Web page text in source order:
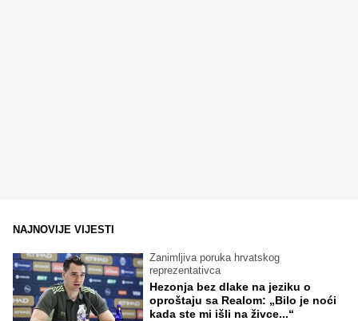
NAJNOVIJE VIJESTI
Zanimljiva poruka hrvatskog
reprezentativca
Hezonja bez dlake na jeziku o
oproštaju sa Realom: „Bilo je noći
kada ste mi išli na živce...“